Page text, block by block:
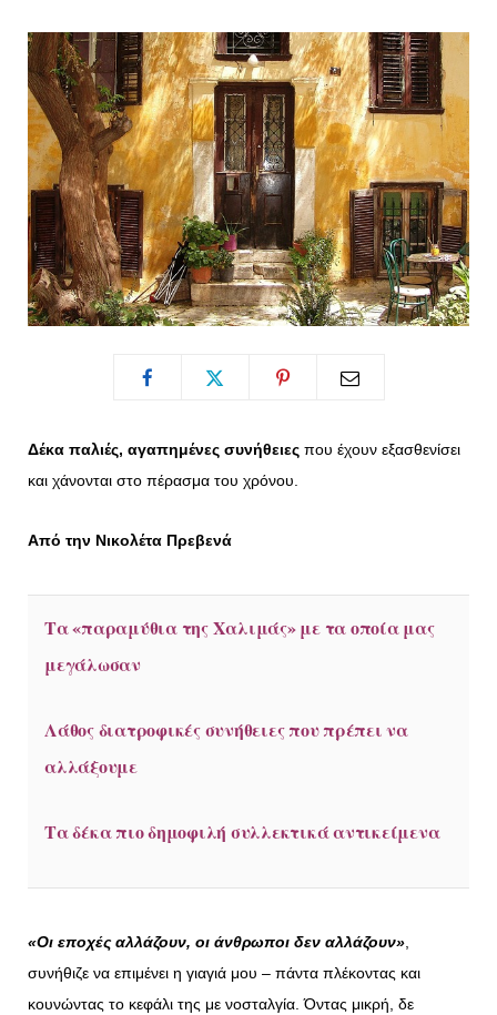
o
k
t
e
r
)
r
a
m
e
t
Δέκα παλιές, αγαπημένες συνήθειες που έχουν εξασθενίσει
και χάνονται στο πέρασμα του χρόνου.
Από την Νικολέτα Πρεβενά
Τα «παραμύθια της Χαλιμάς» με τα οποία μας
μεγάλωσαν
Λάθος διατροφικές συνήθειες που πρέπει να
αλλάξουμε
Τα δέκα πιο δημοφιλή συλλεκτικά αντικείμενα
«Οι εποχές αλλάζουν, οι άνθρωποι δεν αλλάζουν»,
συνήθιζε να επιμένει η γιαγιά μου – πάντα πλέκοντας και
κουνώντας το κεφάλι της με νοσταλγία. Όντας μικρή, δε